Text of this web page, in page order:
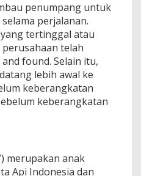
penumpang untuk
perjalanan.
tertinggal atau
telah
found. Selain itu,
lebih awal ke
keberangkatan
keberangkatan
merupakan anak
Api Indonesia dan